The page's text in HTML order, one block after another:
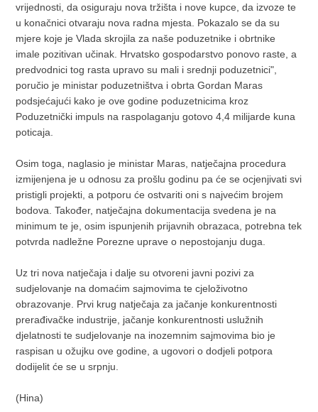
vrijednosti, da osiguraju nova tržišta i nove kupce, da izvoze te
u konačnici otvaraju nova radna mjesta. Pokazalo se da su
mjere koje je Vlada skrojila za naše poduzetnike i obrtnike
imale pozitivan učinak. Hrvatsko gospodarstvo ponovo raste, a
predvodnici tog rasta upravo su mali i srednji poduzetnici",
poručio je ministar poduzetništva i obrta Gordan Maras
podsjećajući kako je ove godine poduzetnicima kroz
Poduzetnički impuls na raspolaganju gotovo 4,4 milijarde kuna
poticaja.
Osim toga, naglasio je ministar Maras, natječajna procedura
izmijenjena je u odnosu za prošlu godinu pa će se ocjenjivati svi
pristigli projekti, a potporu će ostvariti oni s najvećim brojem
bodova. Također, natječajna dokumentacija svedena je na
minimum te je, osim ispunjenih prijavnih obrazaca, potrebna tek
potvrda nadležne Porezne uprave o nepostojanju duga.
Uz tri nova natječaja i dalje su otvoreni javni pozivi za
sudjelovanje na domaćim sajmovima te cjeloživotno
obrazovanje. Prvi krug natječaja za jačanje konkurentnosti
prerađivačke industrije, jačanje konkurentnosti uslužnih
djelatnosti te sudjelovanje na inozemnim sajmovima bio je
raspisan u ožujku ove godine, a ugovori o dodjeli potpora
dodijelit će se u srpnju.
(Hina)